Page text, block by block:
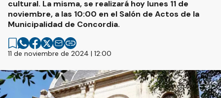
cultural. La misma, se realizará hoy lunes 11 de
noviembre, a las 10:00 en el Salón de Actos de la
Municipalidad de Concordia.
11 de noviembre de 2024 | 12:00